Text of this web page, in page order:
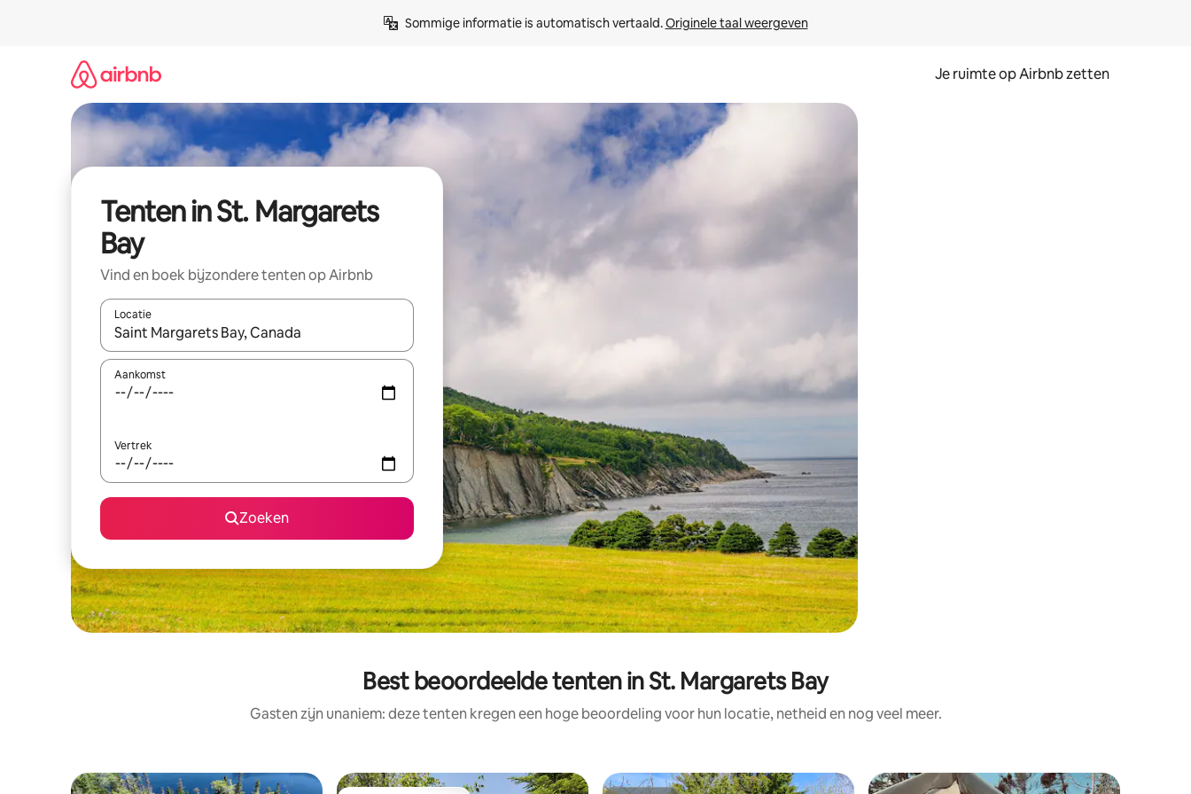
Sommige informatie is automatisch vertaald. Originele taal weergeven
Je ruimte op Airbnb zetten
Tenten in St. Margarets
Bay
Vind en boek bijzondere tenten op Airbnb
Locatie
Wanneer er suggesties beschikbaar zijn, maak je een keuze met je de pijltjestoetsen omhoog en omlaag, óf door te tikken of swipen.
Aankomst
Vertrek
Zoeken
Best beoordeelde tenten in St. Margarets Bay
Gasten zijn unaniem: deze tenten kregen een hoge beoordeling voor hun locatie, netheid en nog veel meer.